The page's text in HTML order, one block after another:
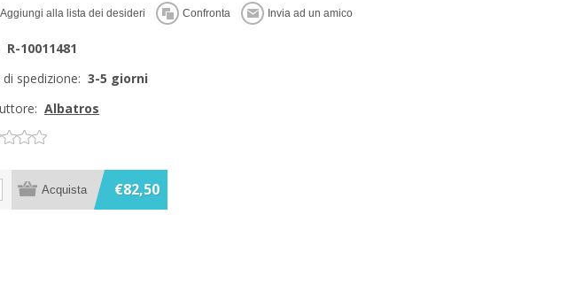
R-10011481
spedizione: 3-5 giorni
Albatros
€82,50